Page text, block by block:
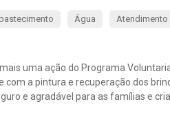
Água Atendimento
uma ação do Programa
a pintura e recuperação dos
e agradável para as famílias e